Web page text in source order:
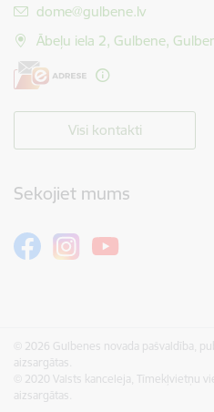
E-pasts:
dome@gulbene.lv
Ābeļu iela 2, Gulbene,
Visi kontakti
Sekojiet mums
© 2026 Gulbenes novada pašvaldība,
aizsargātas.
© 2020 Valsts kanceleja, Tīmekļvietņu
aizsargātas.